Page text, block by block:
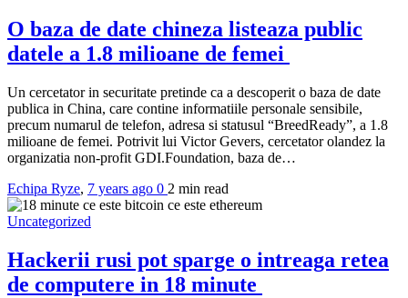
O baza de date chineza listeaza public
datele a 1.8 milioane de femei
Un cercetator in securitate pretinde ca a descoperit o baza de date
publica in China, care contine informatiile personale sensibile,
precum numarul de telefon, adresa si statusul “BreedReady”, a 1.8
milioane de femei. Potrivit lui Victor Gevers, cercetator olandez la
organizatia non-profit GDI.Foundation, baza de…
Echipa Ryze, 7 years ago 0 2 min read
Uncategorized
Hackerii rusi pot sparge o intreaga retea
de computere in 18 minute